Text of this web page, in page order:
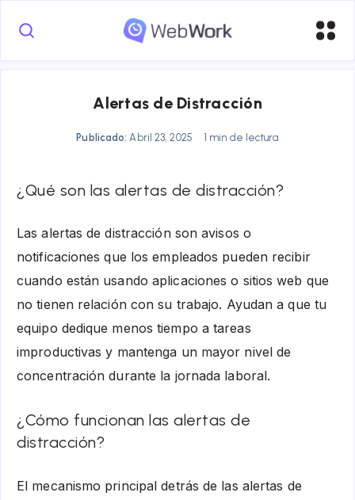
Alertas de Distracción
Publicado: Abril 23, 2025 1 min de lectura
¿Qué son las alertas de distracción?
Las alertas de distracción son avisos o
notificaciones que los empleados pueden recibir
cuando están usando aplicaciones o sitios web que
no tienen relación con su trabajo. Ayudan a que tu
equipo dedique menos tiempo a tareas
improductivas y mantenga un mayor nivel de
concentración durante la jornada laboral.
¿Cómo funcionan las alertas de
distracción?
El mecanismo principal detrás de las alertas de